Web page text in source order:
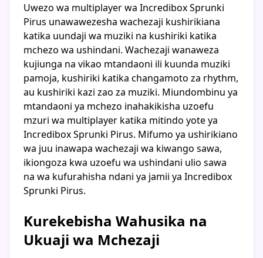
Uwezo wa multiplayer wa Incredibox Sprunki
Pirus unawawezesha wachezaji kushirikiana
katika uundaji wa muziki na kushiriki katika
mchezo wa ushindani. Wachezaji wanaweza
kujiunga na vikao mtandaoni ili kuunda muziki
pamoja, kushiriki katika changamoto za rhythm,
au kushiriki kazi zao za muziki. Miundombinu ya
mtandaoni ya mchezo inahakikisha uzoefu
mzuri wa multiplayer katika mitindo yote ya
Incredibox Sprunki Pirus. Mifumo ya ushirikiano
wa juu inawapa wachezaji wa kiwango sawa,
ikiongoza kwa uzoefu wa ushindani ulio sawa
na wa kufurahisha ndani ya jamii ya Incredibox
Sprunki Pirus.
Kurekebisha Wahusika na
Ukuaji wa Mchezaji